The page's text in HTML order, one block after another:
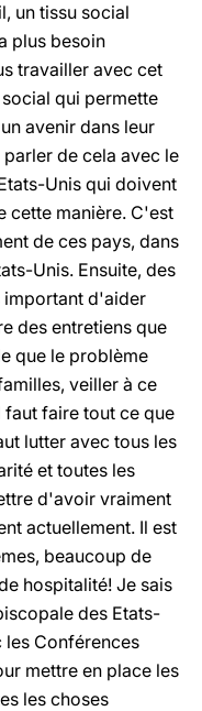
un tissu social
plus besoin
travailler avec cet
qui permette
avenir dans leur
de cela avec le
Unis qui doivent
cette manière. C'est
de ces pays, dans
Unis. Ensuite, des
important d'aider
des entretiens que
que le problème
veiller à ce
faut faire tout ce que
lutter avec tous les
et toutes les
d'avoir vraiment
actuellement. Il est
beaucoup de
hospitalité! Je sais
des Etats-
les Conférences
mettre en place les
les choses